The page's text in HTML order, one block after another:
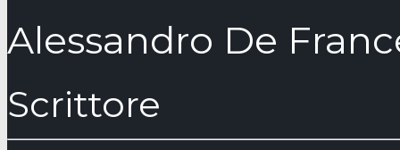
Alessandro De
Scrittore